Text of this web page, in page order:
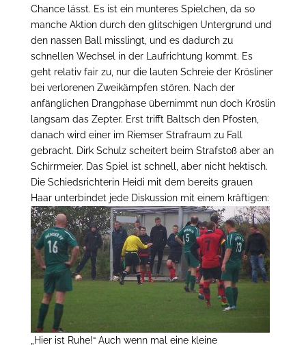
Chance lässt. Es ist ein munteres Spielchen, da so
manche Aktion durch den glitschigen Untergrund und
den nassen Ball misslingt, und es dadurch zu
schnellen Wechsel in der Laufrichtung kommt. Es
geht relativ fair zu, nur die lauten Schreie der Krösliner
bei verlorenen Zweikämpfen stören. Nach der
anfänglichen Drangphase übernimmt nun doch Kröslin
langsam das Zepter. Erst trifft Baltsch den Pfosten,
danach wird einer im Riemser Strafraum zu Fall
gebracht. Dirk Schulz scheitert beim Strafstoß aber an
Schirrmeier. Das Spiel ist schnell, aber nicht hektisch.
Die Schiedsrichterin Heidi mit dem bereits grauen
Haar unterbindet jede Diskussion mit einem kräftigen:
„Hier ist Ruhe!“ Auch wenn mal eine kleine